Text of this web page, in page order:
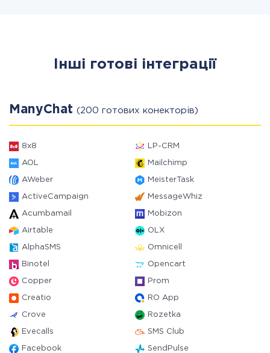
Інші готові інтеграції
ManyChat (200 готових конекторів)
8x8 LP-CRM
AOL Mailchimp
AWeber MeisterTask
ActiveCampaign MessageWhiz
Acumbamail Mobizon
Airtable OLX
AlphaSMS Omnicell
Binotel Opencart
Copper Prom
Creatio RO App
Crove Rozetka
Evecalls SMS Club
Facebook SendPulse